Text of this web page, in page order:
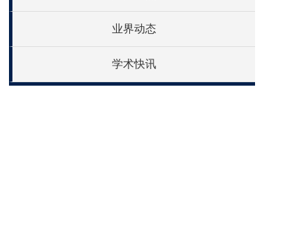
业界动态
学术快讯